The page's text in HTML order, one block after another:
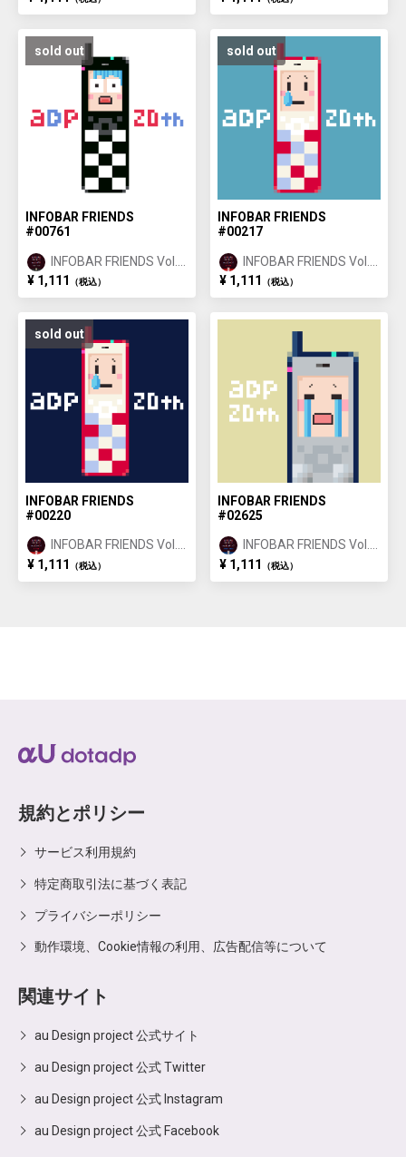
sold out
INFOBAR FRIENDS
#00761
INFOBAR FRIENDS Vol.1
ICHIMATSU ①
¥ 1,111 （税込）
sold out
INFOBAR FRIENDS
#00217
INFOBAR FRIENDS Vol.1
NISHIKIGOI ①
¥ 1,111 （税込）
sold out
INFOBAR FRIENDS
#00220
INFOBAR FRIENDS Vol.1
NISHIKIGOI ①
¥ 1,111 （税込）
INFOBAR FRIENDS
#02625
INFOBAR FRIENDS Vol.1
BUILDING ②
¥ 1,111 （税込）
規約とポリシー
サービス利用規約
特定商取引法に基づく表記
プライバシーポリシー
動作環境、Cookie情報の利用、広告配信等について
関連サイト
au Design project 公式サイト
au Design project 公式 Twitter
au Design project 公式 Instagram
au Design project 公式 Facebook